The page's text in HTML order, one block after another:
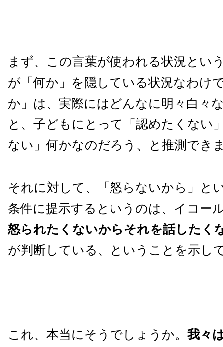
まず、この言葉が使われる状況とい
が「何か」を隠している状況なわけ
か」は、実際にはどんなに明々白々
と、子どもにとって「認めたくない
ない」何かなのだろう、と推測でき
それに対して、「怒らないから」と
条件に提示するというのは、イコー
怒られたくないからそれを話したく
が判断している、ということを示し
これ、本当にそうでしょうか。 我々